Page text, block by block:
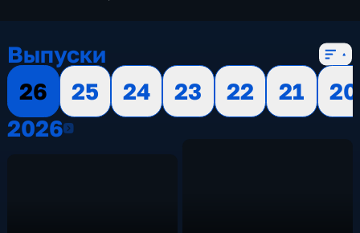
Выпуски
26
25 24 23 22 21
20
20262026